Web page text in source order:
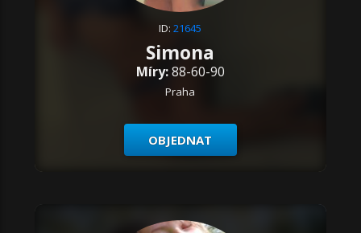
ID:21645
Simona
Míry:88-60-90
Praha
OBJEDNAT